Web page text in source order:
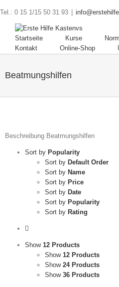
Tel.: 0 15 1/15 50 31 93
Startseite Kurse
Kontakt
Online-Shop
Beatmungshilfen
Beschreibung Beatmungshilfen
Sort by Popularity
Sort by Default Order
Sort by Name
Sort by Price
Sort by Date
Sort by Popularity
Sort by Rating
Show 12 Products
Show 12 Products
Show 24 Products
Show 36 Products